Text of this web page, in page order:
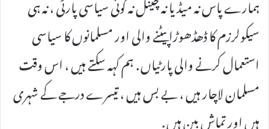
سیکولرزم کا ڈھڈھوڑا پیٹنے والی اور مسلمانوں کا سیاسی
استعمال کرنے والی پارٹیاں . ہم کہہ سکتے ہیں ، اس وقت
مسلمان لاچار ہیں ، بے بس ہیں ، تیسرے درجے کے شہری
ہیں اور تماش بین ہیں .